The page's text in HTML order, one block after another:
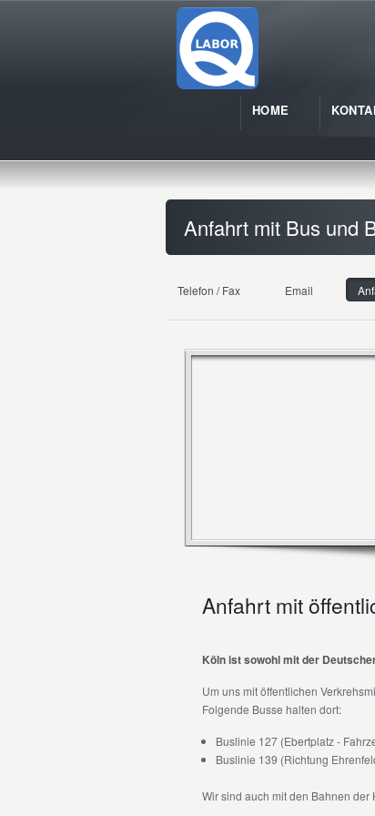
HOME
Anfahrt mit Bus und
Telefon / Fax Email
Anfahrt mit
Köln ist sowohl mit der
Um uns mit öffentlichen
Folgende Busse halten dort:
Buslinie 127 (Ebertplatz -
Buslinie 139 (Richtung
Wir sind auch mit den Bahnen